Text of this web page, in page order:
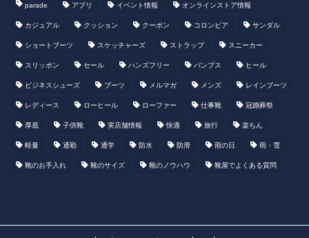
parade アプリ イベント情報 オンラインストア情報
カジュアル クッション クーポン コロンビア サンダル
ショートブーツ スケッチャーズ ストラップ スニーカー
スリッポン セール ハンズフリー パンプス ヒール
ビジネスシューズ ブーツ メルマガ メンズ レインブーツ
レディース ローヒール ローファー 仕事靴 冠婚葬祭
厚底 子供靴 実店舗情報 快適 旅行 楽ちん
軽量 通勤 通学 防水 防滑 雨の日 雨・雪
靴のお手入れ 靴のサイズ 靴のノウハウ 靴屋でよくある質問